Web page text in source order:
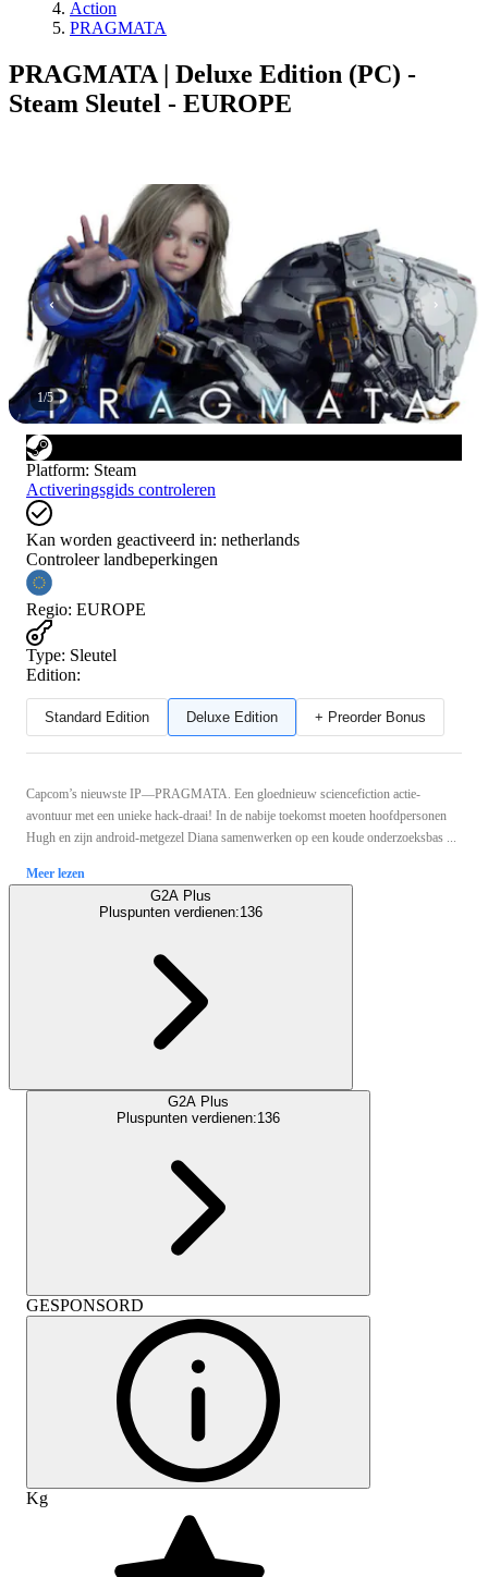
Action
PRAGMATA
PRAGMATA | Deluxe Edition (PC) -
Steam Sleutel - EUROPE
1/5
Platform: Steam
Activeringsgids controleren
Kan worden geactiveerd in: netherlands
Controleer landbeperkingen
Regio: EUROPE
Type: Sleutel
Edition:
Standard Edition Deluxe Edition + Preorder Bonus
Capcom’s nieuwste IP—PRAGMATA. Een gloednieuw sciencefiction actie-
avontuur met een unieke hack-draai! In de nabije toekomst moeten hoofdpersonen
Hugh en zijn android-metgezel Diana samenwerken op een koude onderzoeksbas ...
Meer lezen
G2A Plus
Pluspunten verdienen:136
G2A Plus
Pluspunten verdienen:136
GESPONSORD
Kg